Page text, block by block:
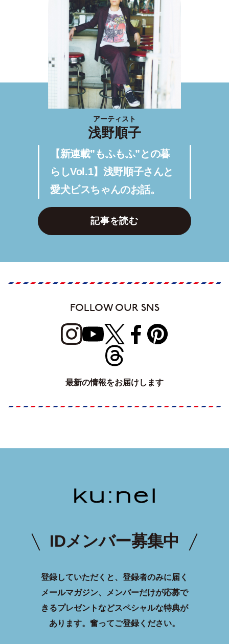
アーティスト
浅野順子
【新連載”もふもふ”との暮
らしVol.1】浅野順子さんと
愛犬ビスちゃんのお話。
記事を読む
FOLLOW OUR SNS
最新の情報をお届けします
IDメンバー募集中
登録していただくと、登録者のみに届く
メールマガジン、メンバーだけが応募で
きるプレゼントなどスペシャルな特典が
あります。 奮ってご登録ください。